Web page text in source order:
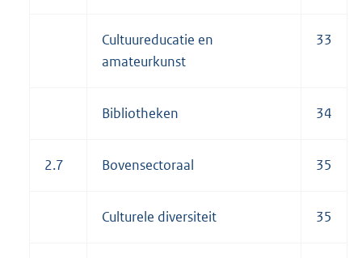
Cultuureducatie en
amateurkunst
33
Bibliotheken 34
2.7 Bovensectoraal 35
Culturele diversiteit 35